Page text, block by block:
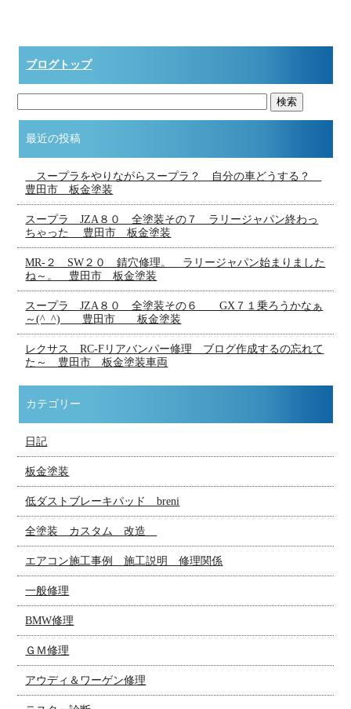
ブログトップ
最近の投稿
スープラをやりながらスープラ？ 自分の車どうする？
豊田市 板金塗装
スープラ JZA８０ 全塗装その７ ラリージャパン終わっ
ちゃった 豊田市 板金塗装
MR-２ SW２０ 錆穴修理。 ラリージャパン始まりました
ね～。 豊田市 板金塗装
スープラ JZA８０ 全塗装その６ GX７１乗ろうかなぁ
～(^_^) 豊田市 板金塗装
レクサス RC-Fリアバンパー修理 ブログ作成するの忘れて
た～ 豊田市 板金塗装車両
カテゴリー
日記
板金塗装
低ダストブレーキパッド breni
全塗装 カスタム 改造
エアコン施工事例 施工説明 修理関係
一般修理
BMW修理
ＧＭ修理
アウディ＆ワーゲン修理